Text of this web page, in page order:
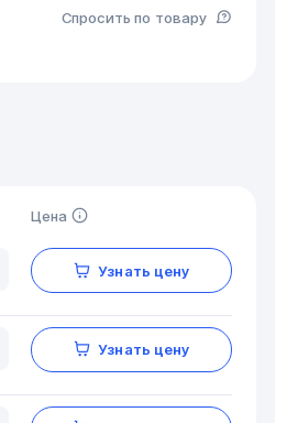
Спросить по товару
Цена
Узнать цену
Узнать цену